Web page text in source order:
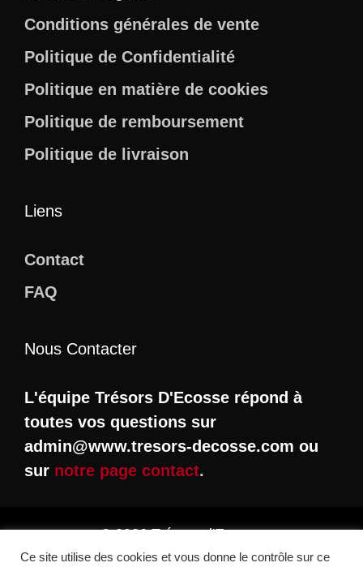
Conditions générales de vente
Politique de Confidentialité
Politique en matière de cookies
Politique de remboursement
Politique de livraison
Liens
Contact
FAQ
Nous Contacter
L'équipe Trésors D'Ecosse répond à
toutes vos questions sur
admin@www.tresors-decosse.com ou
sur notre page contact.
© 2026 Trésors d'Ecosse
Ce site utilise des cookies et vous donne le contrôle sur ce